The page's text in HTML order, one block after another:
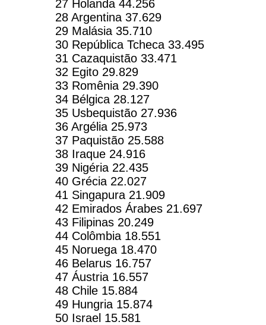
27 Holanda 44.256
28 Argentina 37.629
29 Malásia 35.710
30 República Tcheca 33.495
31 Cazaquistão 33.471
32 Egito 29.829
33 Romênia 29.390
34 Bélgica 28.127
35 Usbequistão 27.936
36 Argélia 25.973
37 Paquistão 25.588
38 Iraque 24.916
39 Nigéria 22.435
40 Grécia 22.027
41 Singapura 21.909
42 Emirados Árabes 21.697
43 Filipinas 20.249
44 Colômbia 18.551
45 Noruega 18.470
46 Belarus 16.757
47 Áustria 16.557
48 Chile 15.884
49 Hungria 15.874
50 Israel 15.581